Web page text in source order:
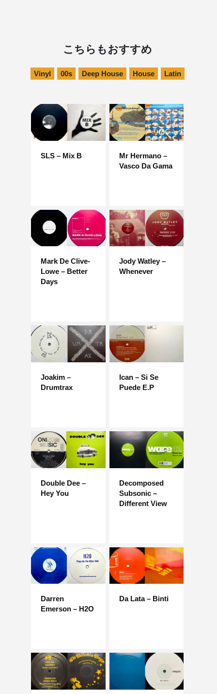
こちらもおすすめ
Vinyl 00s Deep House House Latin
SLS – Mix B
Mr Hermano –
Vasco Da Gama
Mark De Clive-
Lowe – Better
Days
Jody Watley –
Whenever
Joakim –
Drumtrax
Ican – Si Se
Puede E.P
Double Dee –
Hey You
Decomposed
Subsonic –
Different View
Darren
Emerson – H2O
Da Lata – Binti